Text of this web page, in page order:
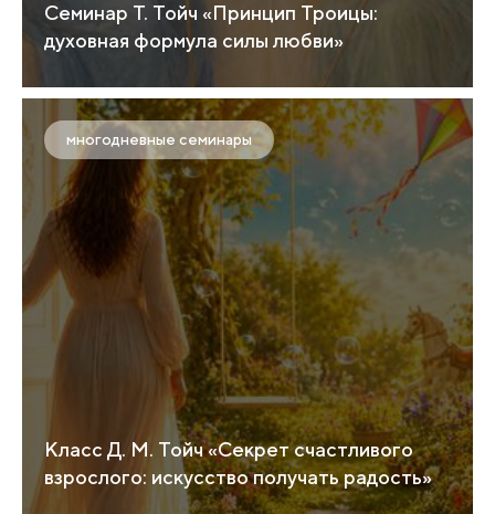
Семинар Т. Тойч «Принцип Троицы:
духовная формула силы любви»
многодневные семинары
Класс Д. М. Тойч «Секрет счастливого
взрослого: искусство получать радость»